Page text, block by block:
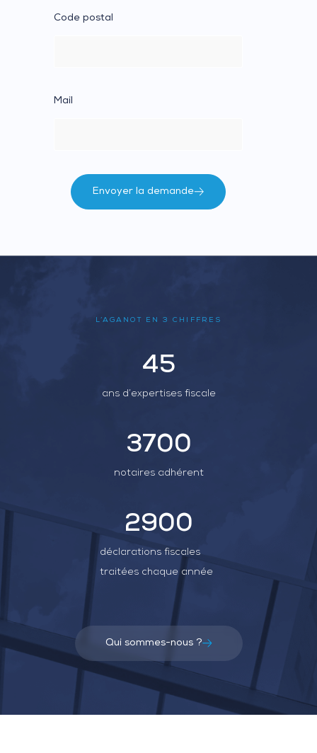
Code postal
Mail
Envoyer la demande
L’AGANOT EN 3 CHIFFRES
ans d’expertises fiscale
45
notaires adhérent
3700
déclarations fiscales
traitées chaque année
2900
Qui sommes-nous ?